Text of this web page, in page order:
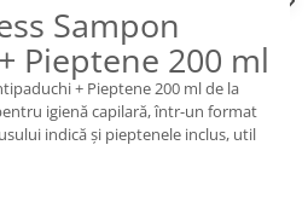
Sampon
Pieptene 200 ml
+ Pieptene 200 ml de la
igienă capilară, într-un format
indică și pieptenele inclus, util